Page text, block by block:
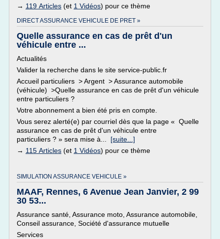
→ 119 Articles (et 1 Vidéos) pour ce thème
DIRECT ASSURANCE VEHICULE DE PRET »
Quelle assurance en cas de prêt d'un
véhicule entre ...
Actualités
Valider la recherche dans le site service-public.fr
Accueil particuliers > Argent > Assurance automobile
(véhicule) >Quelle assurance en cas de prêt d'un véhicule
entre particuliers ?
Votre abonnement a bien été pris en compte.
Vous serez alerté(e) par courriel dès que la page « Quelle
assurance en cas de prêt d'un véhicule entre
particuliers ? » sera mise à... [suite...]
→ 115 Articles (et 1 Vidéos) pour ce thème
SIMULATION ASSURANCE VEHICULE »
MAAF, Rennes, 6 Avenue Jean Janvier, 2 99
30 53...
Assurance santé, Assurance moto, Assurance automobile,
Conseil assurance, Société d'assurance mutuelle
Services